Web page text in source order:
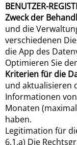
BENUTZER-
Zweck der
und die
verschiedenen
die App des
Optimieren Sie
Kriterien für die
und aktualisieren
Informationen
Monaten
haben.
Legitimation für
6.1.a) Die